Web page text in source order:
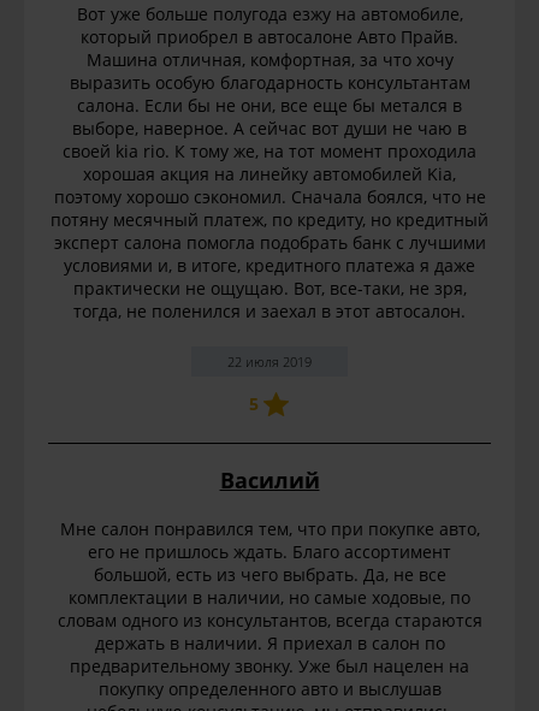
Вот уже больше полугода езжу на автомобиле,
который приобрел в автосалоне Авто Прайв.
Машина отличная, комфортная, за что хочу
выразить особую благодарность консультантам
салона. Если бы не они, все еще бы метался в
выборе, наверное. А сейчас вот души не чаю в
своей kia rio. К тому же, на тот момент проходила
хорошая акция на линейку автомобилей Kia,
поэтому хорошо сэкономил. Сначала боялся, что не
потяну месячный платеж, по кредиту, но кредитный
эксперт салона помогла подобрать банк с лучшими
условиями и, в итоге, кредитного платежа я даже
практически не ощущаю. Вот, все-таки, не зря,
тогда, не поленился и заехал в этот автосалон.
22 июля 2019
5
Василий
Мне салон понравился тем, что при покупке авто,
его не пришлось ждать. Благо ассортимент
большой, есть из чего выбрать. Да, не все
комплектации в наличии, но самые ходовые, по
словам одного из консультантов, всегда стараются
держать в наличии. Я приехал в салон по
предварительному звонку. Уже был нацелен на
покупку определенного авто и выслушав